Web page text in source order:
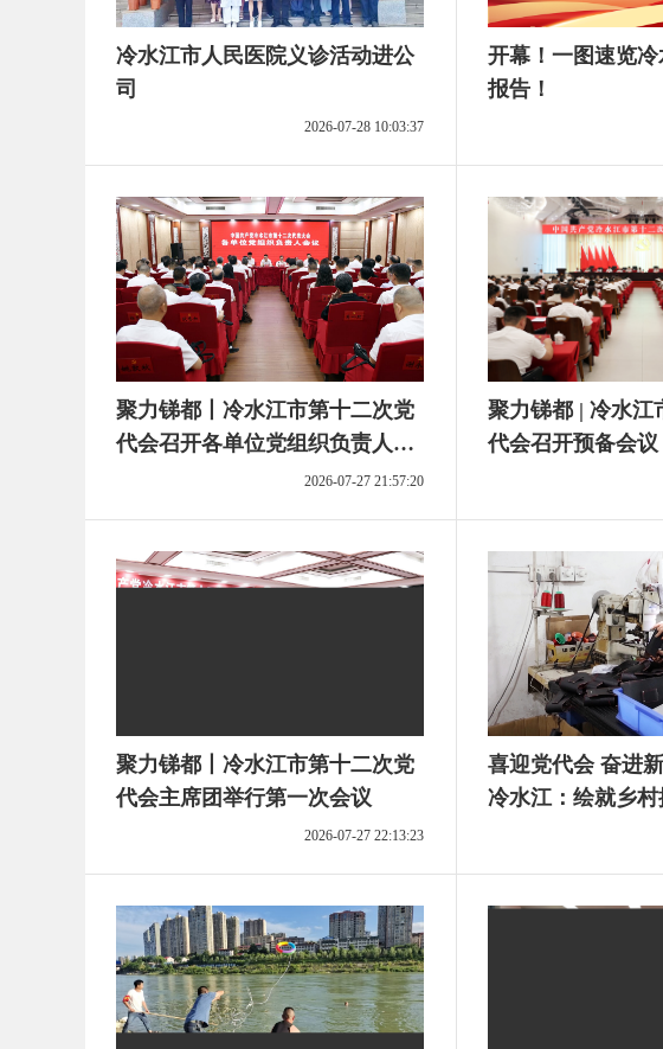
冷水江市人民医院义诊活动进公
司
2026-07-28 10:03:37
开幕！一图速览
报告！
聚力锑都丨冷水江市第十二次党
代会召开各单位党组织负责人会
2026-07-27 21:57:20
聚力锑都 | 冷水江
代会召开预备会议
聚力锑都丨冷水江市第十二次党
代会主席团举行第一次会议
2026-07-27 22:13:23
喜迎党代会 奋进新
冷水江：绘就乡